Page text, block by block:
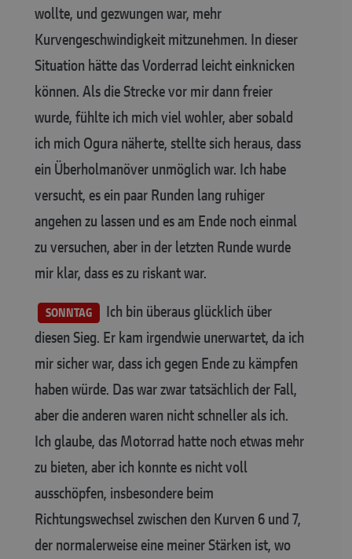
wollte, und gezwungen war, mehr
Kurvengeschwindigkeit mitzunehmen. In dieser
Situation hätte das Vorderrad leicht einknicken
können. Als die Strecke vor mir dann freier
wurde, fühlte ich mich viel wohler, aber sobald
ich mich Ogura näherte, stellte sich heraus, dass
ein Überholmanöver unmöglich war. Ich habe
versucht, es ein paar Runden lang ruhiger
angehen zu lassen und es am Ende noch einmal
zu versuchen, aber in der letzten Runde wurde
mir klar, dass es zu riskant war.
SONNTAG Ich bin überaus glücklich über
diesen Sieg. Er kam irgendwie unerwartet, da ich
mir sicher war, dass ich gegen Ende zu kämpfen
haben würde. Das war zwar tatsächlich der Fall,
aber die anderen waren nicht schneller als ich.
Ich glaube, das Motorrad hatte noch etwas mehr
zu bieten, aber ich konnte es nicht voll
ausschöpfen, insbesondere beim
Richtungswechsel zwischen den Kurven 6 und 7,
der normalerweise eine meiner Stärken ist, wo